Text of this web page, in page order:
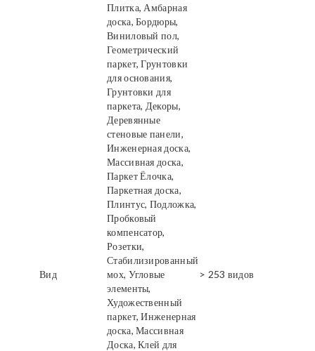
Вид
Плитка, Амбарная
доска, Бордюры,
Виниловый пол,
Геометрический
паркет, Грунтовки
для основания,
Грунтовки для
паркета, Декоры,
Деревянные
стеновые панели,
Инженерная доска,
Массивная доска,
Паркет Ёлочка,
Паркетная доска,
Плинтус, Подложка,
Пробковый
компенсатор,
Розетки,
Стабилизированный
мох, Угловые
элементы,
Художественный
паркет, Инженерная
доска, Массивная
Доска, Клей для
> 253 видов